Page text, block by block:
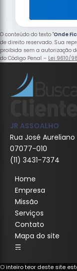
O conteúdo do texto "Onde
de direito reservado. Sua
proibida sem a autorização
do Código Penal – Lei 9610/
JR ASSOALHO
Rua José
07077-010
(11) 3431-7374
Home
Empresa
Missão
Serviços
Contato
Mapa do site
☴
O inteiro teor deste site